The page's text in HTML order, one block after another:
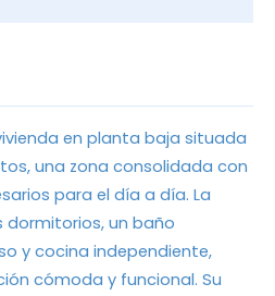
en planta baja situada
una zona consolidada con
para el día a día. La
dormitorios, un baño
y cocina independiente,
cómoda y funcional. Su